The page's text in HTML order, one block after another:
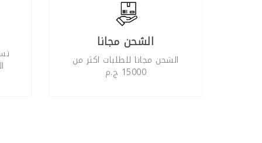
الشحن مجانا
الشحن مجانا للطلبات اكثر من
15000 ج.م